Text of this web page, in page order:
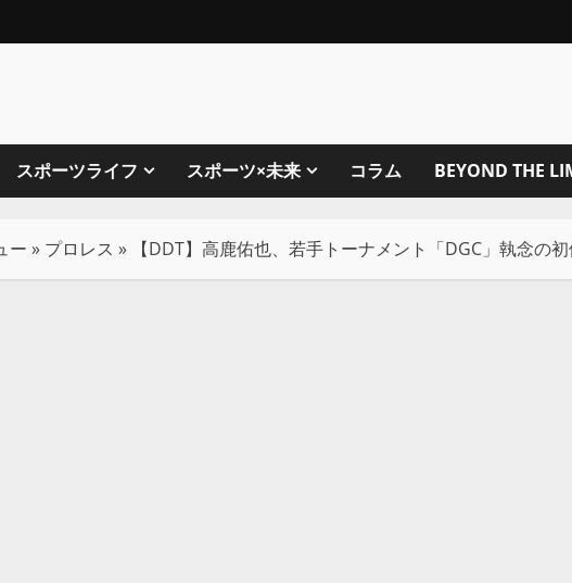
スポーツライフ スポーツ×未来 コラム BEYOND THE
ー » プロレス » 【DDT】高鹿佑也、若手トーナメント「DGC」執念の